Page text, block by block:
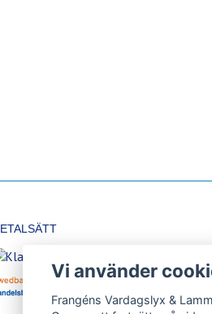
Vi använder
Frangéns Vardagslyx &